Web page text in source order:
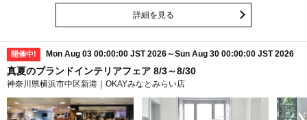
詳細を見る
開催中! Mon Aug 03 00:00:00 JST 2026～Sun Aug 30 00:00:00 JST 2026
真夏のブランドインテリアフェア 8/3～8/30
神奈川県横浜市中区新港｜OKAYみなとみらい店